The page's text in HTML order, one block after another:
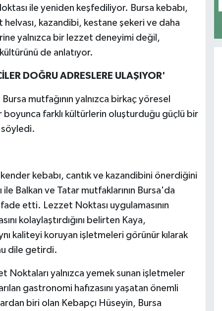
ile yeniden keşfediliyor. Bursa kebabı,
helvası, kazandibi, kestane şekeri ve daha
yalnızca bir lezzet deneyimi değil,
de anlatıyor.
DOĞRU ADRESLERE ULAŞIYOR'
mutfağının yalnızca birkaç yöresel
boyunca farklı kültürlerin oluşturduğu güçlü bir
söyledi.
kebabı, cantık ve kazandibini önerdiğini
Balkan ve Tatar mutfaklarının Bursa'da
etti. Lezzet Noktası uygulamasının
kolaylaştırdığını belirten Kaya,
kaliteyi koruyan işletmeleri görünür kılarak
dile getirdi.
Noktaları yalnızca yemek sunan işletmeler
gastronomi hafızasını yaşatan önemli
biri olan Kebapçı Hüseyin, Bursa